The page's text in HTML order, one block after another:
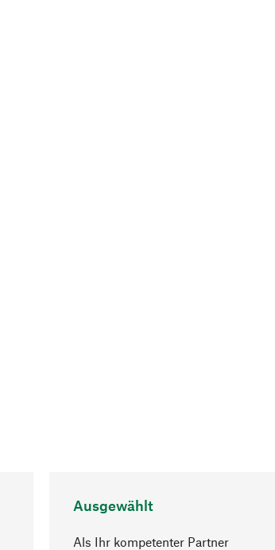
Ausgewählt
Als Ihr kompetenter Partner